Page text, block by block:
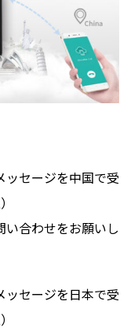
ッセージを中国で受
合わせをお願いし
ッセージを日本で受